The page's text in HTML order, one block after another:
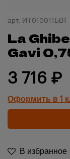
арт. ИТ010011БВТ
La
Gavi
В избранное
3 716 ₽
Оформить в 1